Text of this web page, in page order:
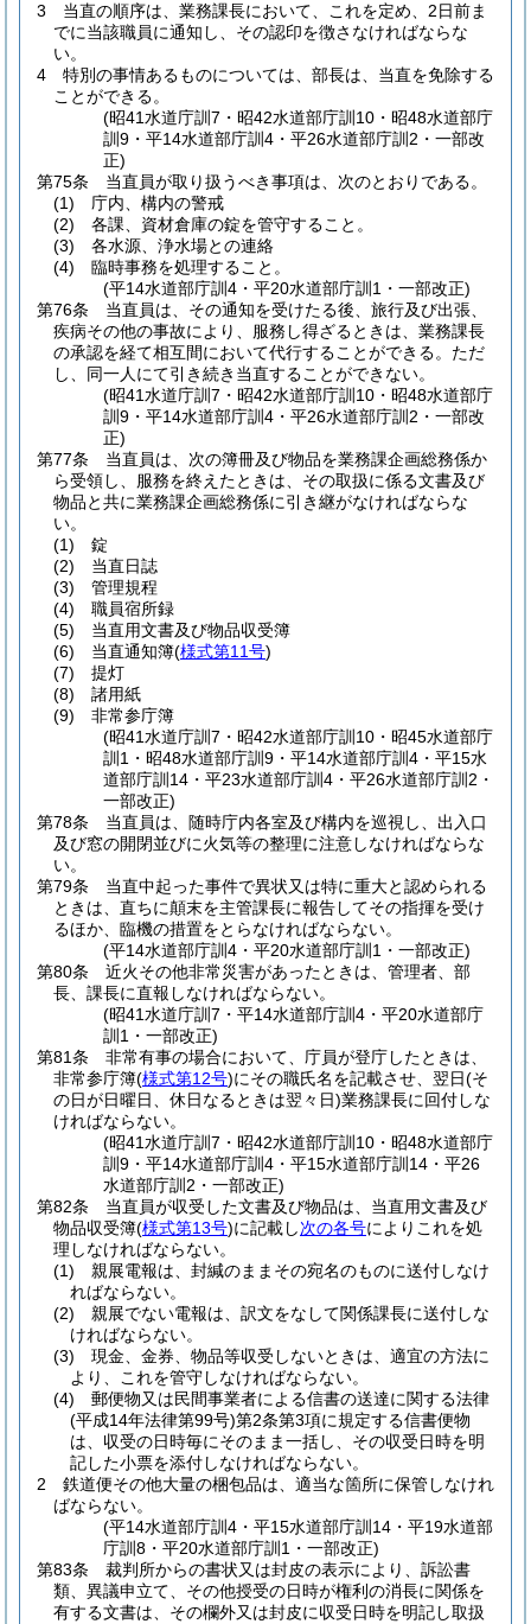
3
当直の順序は、業務課長において、これを定め、2日前ま
でに当該職員に通知し、その認印を徴さなければならな
い。
4
特別の事情あるものについては、部長は、当直を免除する
ことができる。
(昭41水道庁訓7・昭42水道部庁訓10・昭48水道部庁
訓9・平14水道部庁訓4・平26水道部庁訓2・一部改
正)
第75条
当直員が取り扱うべき事項は、次のとおりである。
(1)
庁内、構内の警戒
(2)
各課、資材倉庫の錠を管守すること。
(3)
各水源、浄水場との連絡
(4)
臨時事務を処理すること。
(平14水道部庁訓4・平20水道部庁訓1・一部改正)
第76条
当直員は、その通知を受けたる後、旅行及び出張、
疾病その他の事故により、服務し得ざるときは、業務課長
の承認を経て相互間において代行することができる。 ただ
し、同一人にて引き続き当直することができない。
(昭41水道庁訓7・昭42水道部庁訓10・昭48水道部庁
訓9・平14水道部庁訓4・平26水道部庁訓2・一部改
正)
第77条
当直員は、次の簿冊及び物品を業務課企画総務係か
ら受領し、服務を終えたときは、その取扱に係る文書及び
物品と共に業務課企画総務係に引き継がなければならな
い。
(1)
錠
(2)
当直日誌
(3)
管理規程
(4)
職員宿所録
(5)
当直用文書及び物品収受簿
(6)
当直通知簿(様式第11号)
(7)
提灯
(8)
諸用紙
(9)
非常参庁簿
(昭41水道庁訓7・昭42水道部庁訓10・昭45水道部庁
訓1・昭48水道部庁訓9・平14水道部庁訓4・平15水
道部庁訓14・平23水道部庁訓4・平26水道部庁訓2・
一部改正)
第78条
当直員は、随時庁内各室及び構内を巡視し、出入口
及び窓の開閉並びに火気等の整理に注意しなければならな
い。
第79条
当直中起った事件で異状又は特に重大と認められる
ときは、直ちに顛末を主管課長に報告してその指揮を受け
るほか、臨機の措置をとらなければならない。
(平14水道部庁訓4・平20水道部庁訓1・一部改正)
第80条
近火その他非常災害があったときは、管理者、部
長、課長に直報しなければならない。
(昭41水道庁訓7・平14水道部庁訓4・平20水道部庁
訓1・一部改正)
第81条
非常有事の場合において、庁員が登庁したときは、
非常参庁簿(様式第12号)にその職氏名を記載させ、翌日(そ
の日が日曜日、休日なるときは翌々日)業務課長に回付しな
ければならない。
(昭41水道庁訓7・昭42水道部庁訓10・昭48水道部庁
訓9・平14水道部庁訓4・平15水道部庁訓14・平26
水道部庁訓2・一部改正)
第82条
当直員が収受した文書及び物品は、当直用文書及び
物品収受簿(様式第13号)に記載し次の各号によりこれを処
理しなければならない。
(1)
親展電報は、封緘のままその宛名のものに送付しなけ
ればならない。
(2)
親展でない電報は、訳文をなして関係課長に送付しな
ければならない。
(3)
現金、金券、物品等収受しないときは、適宜の方法に
より、これを管守しなければならない。
(4)
郵便物又は民間事業者による信書の送達に関する法律
(平成14年法律第99号)第2条第3項に規定する信書便物
は、収受の日時毎にそのまま一括し、その収受日時を明
記した小票を添付しなければならない。
2
鉄道便その他大量の梱包品は、適当な箇所に保管しなけれ
ばならない。
(平14水道部庁訓4・平15水道部庁訓14・平19水道部
庁訓8・平20水道部庁訓1・一部改正)
第83条
裁判所からの書状又は封皮の表示により、訴訟書
類、異議申立て、その他授受の日時が権利の消長に関係を
有する文書は、その欄外又は封皮に収受日時を明記し取扱